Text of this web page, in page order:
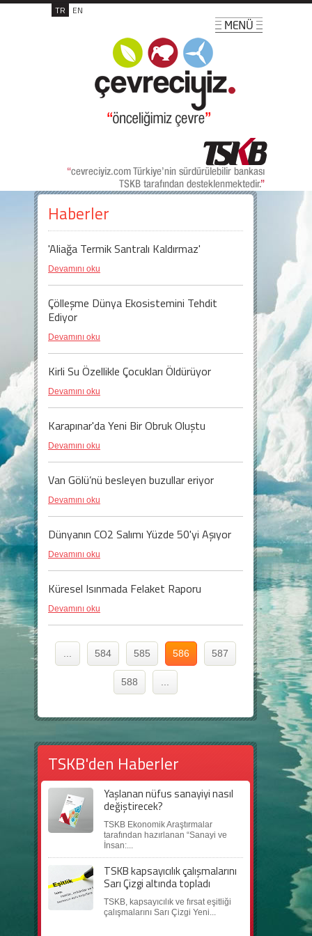
TR EN
Haberler
'Aliağa Termik Santralı Kaldırmaz'
Devamını oku
Çölleşme Dünya Ekosistemini Tehdit
Ediyor
Devamını oku
Kirli Su Özellikle Çocukları Öldürüyor
Devamını oku
Karapınar'da Yeni Bir Obruk Oluştu
Devamını oku
Van Gölü’nü besleyen buzullar eriyor
Devamını oku
Dünyanın CO2 Salımı Yüzde 50'yi Aşıyor
Devamını oku
Küresel Isınmada Felaket Raporu
Devamını oku
584 585 586 587
588
TSKB'den Haberler
Yaşlanan nüfus sanayiyi nasıl
değiştirecek?
TSKB Ekonomik Araştırmalar
tarafından hazırlanan “Sanayi ve
İnsan:...
TSKB kapsayıcılık çalışmalarını
Sarı Çizgi altında topladı
TSKB, kapsayıcılık ve fırsat eşitliği
çalışmalarını Sarı Çizgi Yeni...